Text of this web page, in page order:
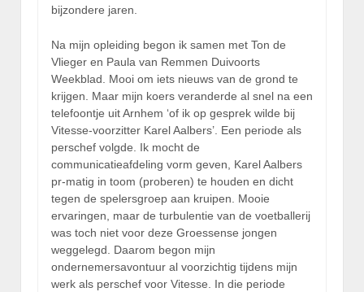
bijzondere jaren.
Na mijn opleiding begon ik samen met Ton de
Vlieger en Paula van Remmen Duivoorts
Weekblad. Mooi om iets nieuws van de grond te
krijgen. Maar mijn koers veranderde al snel na een
telefoontje uit Arnhem ‘of ik op gesprek wilde bij
Vitesse-voorzitter Karel Aalbers’. Een periode als
perschef volgde. Ik mocht de
communicatieafdeling vorm geven, Karel Aalbers
pr-matig in toom (proberen) te houden en dicht
tegen de spelersgroep aan kruipen. Mooie
ervaringen, maar de turbulentie van de voetballerij
was toch niet voor deze Groessense jongen
weggelegd. Daarom begon mijn
ondernemersavontuur al voorzichtig tijdens mijn
werk als perschef voor Vitesse. In die periode